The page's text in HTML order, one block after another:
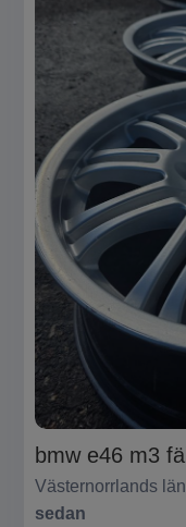
bmw e46 m3
Västernorrlands
sedan